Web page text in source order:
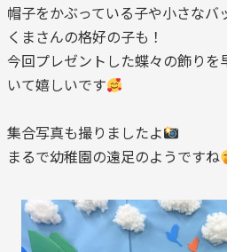
帽子をかぶっている子や小さなバ
くまさんの格好の子も！
今回プレゼントした蝶々の飾りを
いて嬉しいです
集合写真も撮りましたよ
まるで幼稚園の遠足のようですね